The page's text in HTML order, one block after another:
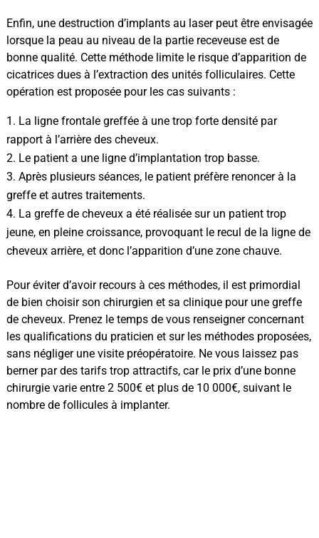
Enfin, une destruction d’implants au laser peut être envisagée
lorsque la peau au niveau de la partie receveuse est de
bonne qualité. Cette méthode limite le risque d’apparition de
cicatrices dues à l’extraction des unités folliculaires. Cette
opération est proposée pour les cas suivants :
La ligne frontale greffée à une trop forte densité par
rapport à l’arrière des cheveux.
Le patient a une ligne d’implantation trop basse.
Après plusieurs séances, le patient préfère renoncer à la
greffe et autres traitements.
La greffe de cheveux a été réalisée sur un patient trop
jeune, en pleine croissance, provoquant le recul de la ligne de
cheveux arrière, et donc l’apparition d’une zone chauve.
Pour éviter d’avoir recours à ces méthodes, il est primordial
de bien choisir son chirurgien et sa clinique pour une greffe
de cheveux. Prenez le temps de vous renseigner concernant
les qualifications du praticien et sur les méthodes proposées,
sans négliger une visite préopératoire. Ne vous laissez pas
berner par des tarifs trop attractifs, car le prix d’une bonne
chirurgie varie entre 2 500€ et plus de 10 000€, suivant le
nombre de follicules à implanter.